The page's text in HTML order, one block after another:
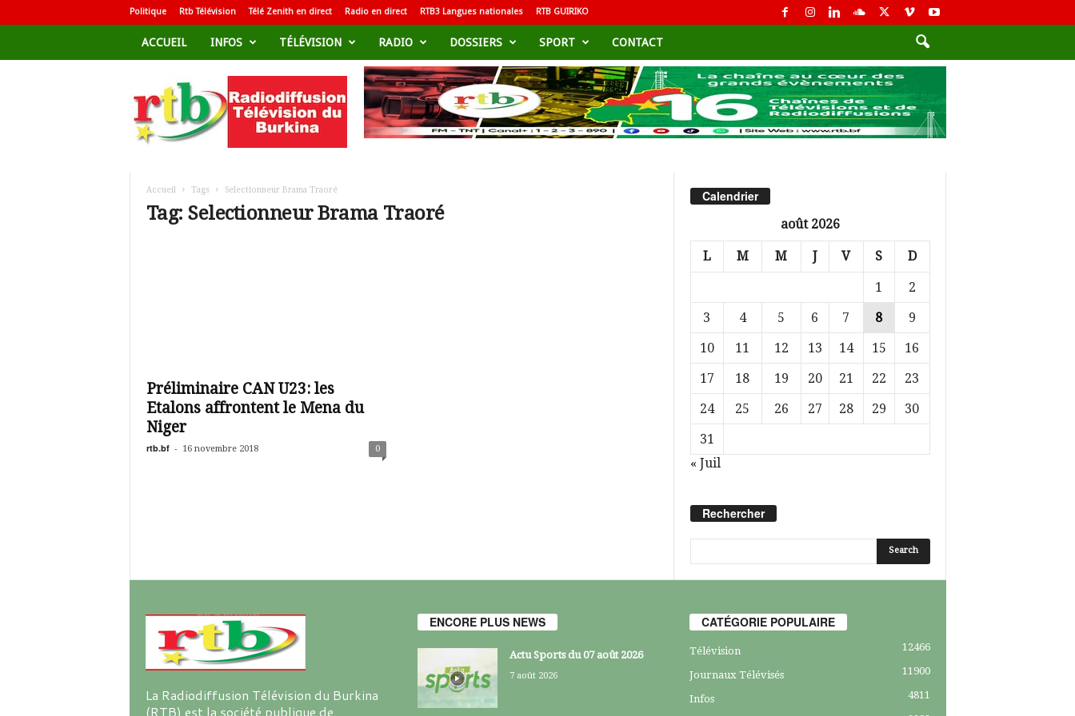
Politique Rtb Télévision Télé Zenith en direct Radio en direct RTB3 Langues nationales RTB GUIRIKO
ACCUEIL INFOS TÉLÉVISION RADIO DOSSIERS SPORT CONTACT
d
i
i
Accueil Tags Selectionneur Brama Traoré
Tag: Selectionneur Brama Traoré
Préliminaire CAN U23: les
Etalons affrontent le Mena du
Niger
rtb.bf - 16 novembre 2018 0
Calendrier
août 2026
L M M J V S D
1
2
3
4 5 6 7 8
9
10
11 12 13 14 15
16
17
18 19 20 21 22
23
24
25 26 27 28 29
30
31
« Juil
Rechercher
La Radiodiffusion Télévision du Burkina
(RTB) est la société publique de
ENCORE PLUS NEWS
Actu Sports du 07 août 2026
7 août 2026
CATÉGORIE POPULAIRE
Télévision 12466
Journaux Télévisés 11900
Infos
4811